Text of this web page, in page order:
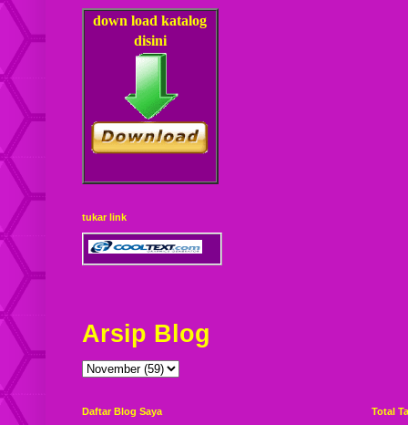
down load katalog
disini
tukar link
Arsip Blog
Daftar Blog Saya Total